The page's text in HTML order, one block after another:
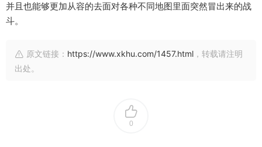
并且也能够更加从容的去面对各种不同地图里面突然冒出来的战
斗。
原文链接： https://www.xkhu.com/1457.html ，转载请注明
出处。
0